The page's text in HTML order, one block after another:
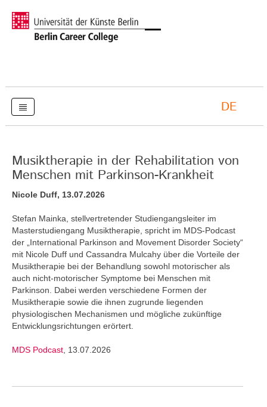
DE
Musiktherapie in der Rehabilitation von
Menschen mit Parkinson-Krankheit
Nicole Duff, 13.07.2026
Stefan Mainka, stellvertretender Studiengangsleiter im
Masterstudiengang Musiktherapie, spricht im MDS-Podcast
der „International Parkinson and Movement Disorder Society“
mit Nicole Duff und Cassandra Mulcahy über die Vorteile der
Musiktherapie bei der Behandlung sowohl motorischer als
auch nicht-motorischer Symptome bei Menschen mit
Parkinson. Dabei werden verschiedene Formen der
Musiktherapie sowie die ihnen zugrunde liegenden
physiologischen Mechanismen und mögliche zukünftige
Entwicklungsrichtungen erörtert.
MDS Podcast , 13.07.2026